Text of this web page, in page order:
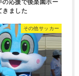
の応援で後楽園ホー
きました
その他サッカー